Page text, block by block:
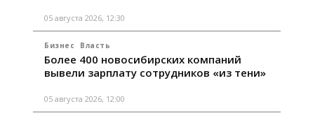
05 августа 2026, 12:30
Бизнес Власть
Более 400 новосибирских компаний
вывели зарплату сотрудников «из тени»
05 августа 2026, 12:00